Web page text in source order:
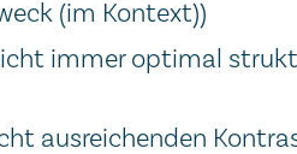
(im Kontext))
immer optimal
ausreichenden